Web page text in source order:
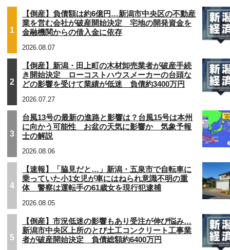
1
【倒産】負債額は約6億円…新潟市中央区の不動産
業を営む会社が破産開始決定 宅地の開発資金を
金融機関からの借入金に依存
2026.08.07
2
【倒産】新潟・田上町の木材卸売業者が破産手続
き開始決定 ローコストハウスメーカーの台頭な
どの影響を受けて業績が低迷 負債約3400万円
2026.07.27
3
台風13号の最新の進路と影響は？台風15号は本州
に向かう可能性 お盆の天気に影響か 気象予報
士の解説
2026.08.06
4
【速報】「脇見だと…」新潟・五泉市で自転車に
乗っていた小1女児が車にはねられ意識不明の重
体 警察は運転手の61歳女を現行犯逮捕
2026.08.05
5
【倒産】市況低迷の影響もあり受注が伸び悩み…
新潟市中央区上所のとび土工コンクリート工事業
者が破産開始決定 負債総額約6400万円